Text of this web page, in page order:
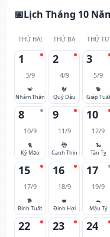
Lịch Tháng 10
THỨ HAI THỨ BA THỨ TƯ
1
3/9
🐒
Nhâm Thân
2
4/9
🐓
Quý Dậu
3
5/9
🐕
Giáp Tuất
8
10/9
🐈
Kỷ Mão
9
11/9
🐉
Canh Thìn
10
12/9
🐍
Tân Tỵ
15
17/9
🐕
Bính Tuất
16
18/9
🐖
Đinh Hợi
17
19/9
🐀
Mậu Tý
22 23 24